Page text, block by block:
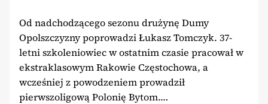
Od nadchodzącego sezonu drużynę Dumy
Opolszczyzny poprowadzi Łukasz Tomczyk. 37-
letni szkoleniowiec w ostatnim czasie pracował w
ekstraklasowym Rakowie Częstochowa, a
wcześniej z powodzeniem prowadził
pierwszoligową Polonię Bytom.…